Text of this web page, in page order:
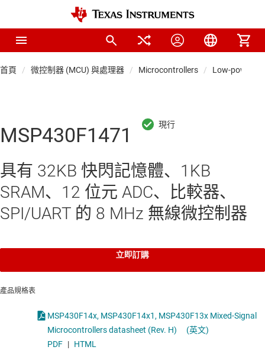
首頁 微控制器 (MCU) 與處理器 Microcontrollers Low-power
MSP430F1471
具有 32KB 快閃記憶體、1KB
SRAM、12 位元 ADC、比較器、
SPI/UART 的 8 MHz 無線微控制器
立即訂購
產品規格表
MSP430F14x, MSP430F14x1, MSP430F13x Mixed-Signal
Microcontrollers datasheet (Rev. H)
(英文)
PDF | HTML